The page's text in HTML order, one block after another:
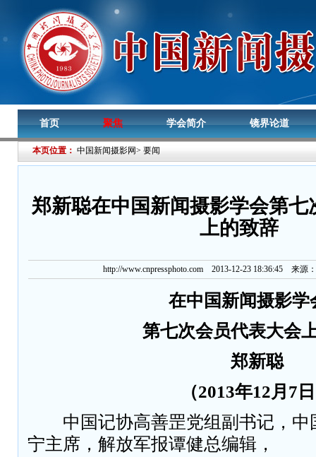
首页 聚焦 学会简介 镜界论道
本页位置： 中国新闻摄影网> 要闻
郑新聪在中国新闻摄影学会第七
上的致辞
http://www.cnpressphoto.com 2013-12-23 18:36:45 来源：
在中国新闻摄影学
第七次会员代表大会
郑新聪
（2013年12月7
中国记协高善罡党组副书记，中
宁主席，解放军报谭健总编辑，